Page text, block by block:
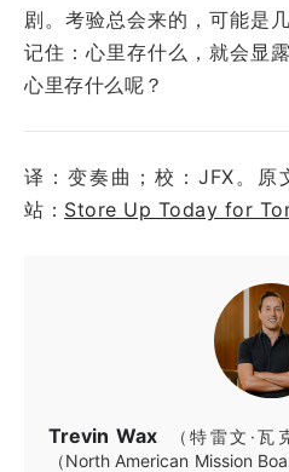
剧。考验总会来的，可能是
记住：心里存什么，就会显
心里存什么呢？
译：变奏曲；校：JFX。原
站： Store Up Today for
Trevin Wax
（特雷文·瓦
（North American Mission